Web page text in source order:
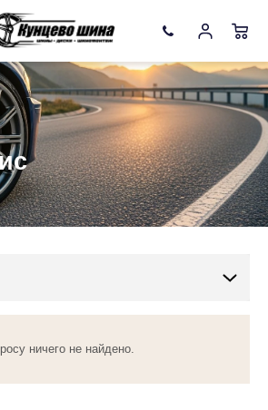
ничего не найдено.
товара